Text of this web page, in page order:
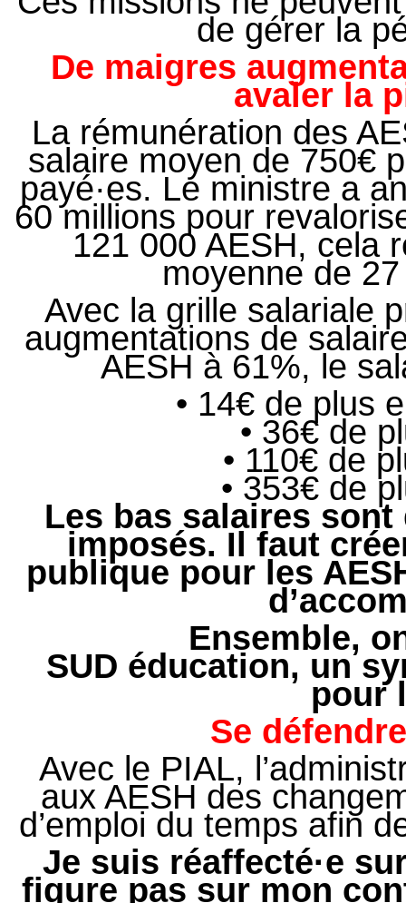
de gérer la
De maigres
avaler la
La rémunération des
salaire moyen de 750€
payé·es. Le ministre a
60 millions pour
121 000 AESH, cela
moyenne de
Avec la grille salariale
augmentations de
AESH à 61%, le
• 14€ de plus
• 36€ de
• 110€ de
• 353€ de
Les bas salaires
imposés. Il faut
publique pour les
Ensemble,
SUD éducation, un
pour
Se
Avec le PIAL,
aux AESH des
d’emploi du temps afin
Je suis réaffecté·e
figure pas sur mon